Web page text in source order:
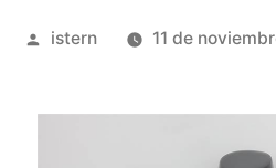
Publicado
istern 11 de